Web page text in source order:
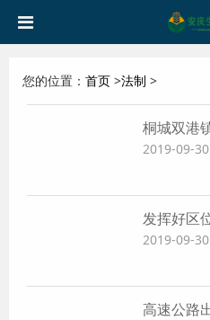
您的位置： 首页 >法制 >
桐城双港
2019-09-30
发挥好区
2019-09-30
高速公路